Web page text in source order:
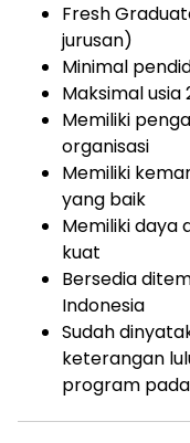
Fresh
jurusan)
Minimal
Maksimal usia
Memiliki
organisasi
Memiliki
yang baik
Memiliki daya
kuat
Bersedia
Indonesia
Sudah
keterangan
program